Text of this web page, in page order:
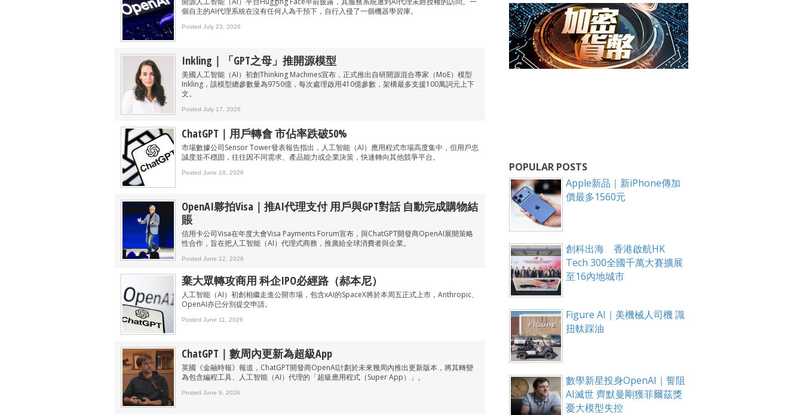
個自主的AI代理系統在沒有任何人為干預下，自行入侵了一個機器學習庫。
Posted July 23, 2026
Inkling｜「GPT之母」推開源模型
美國人工智能（AI）初創Thinking Machines宣布，正式推出自研開源混合專家（MoE）模型
Inkling，該模型總參數量為9750億，每次處理啟用410億參數，架構最多支援100萬詞元上下
文。
Posted July 17, 2026
ChatGPT｜用戶轉會 市佔率跌破50%
市場數據公司Sensor Tower發表報告指出，人工智能（AI）應用程式市場高度集中，但用戶忠
誠度並不穩固，往往因不同需求、產品能力或企業決策，快速轉向其他競爭平台。
Posted June 18, 2026
OpenAI夥拍Visa｜推AI代理支付 用戶與GPT對話 自動完成購物結
賬
信用卡公司Visa在年度大會Visa Payments Forum宣布，與ChatGPT開發商OpenAI展開策略
性合作，旨在把人工智能（AI）代理式商務，推廣給全球消費者與企業。
Posted June 12, 2026
棄大眾轉攻商用 科企IPO必經路（郝本尼）
人工智能（AI）初創相繼走進公開市場，包含xAI的SpaceX將於本周五正式上市，Anthropic、
OpenAI亦已分別提交申請。
Posted June 11, 2026
ChatGPT｜數周內更新為超級App
英國《金融時報》報道，ChatGPT開發商OpenAI計劃於未來幾周內推出更新版本，將其轉變
為包含編程工具、人工智能（AI）代理的「超級應用程式（Super App）」。
Posted June 9, 2026
POPULAR POSTS
Apple新品｜新iPhone傳加
價最多1560元
創科出海 香港啟航HK
Tech 300全國千萬大賽擴展
至16內地城市
Figure AI｜美機械人司機 識
扭軚踩油
數學新星投身OpenAI｜誓阻
AI滅世 齊默曼剛獲菲爾茲獎
憂大模型失控